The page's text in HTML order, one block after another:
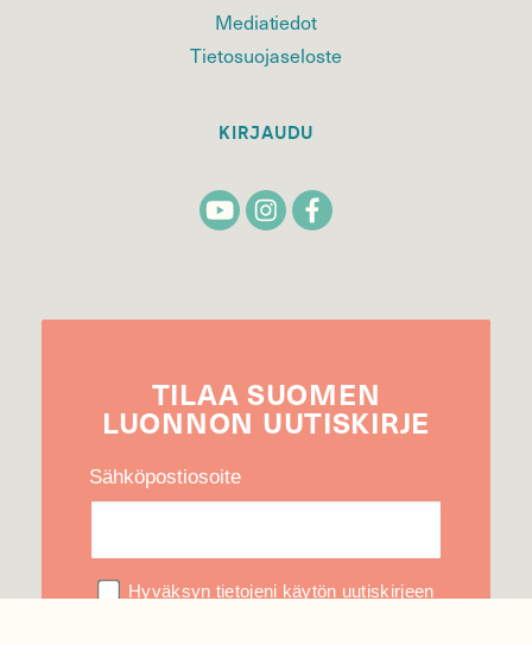
Mediatiedot
Tietosuojaseloste
KIRJAUDU
TILAA SUOMEN
LUONNON UUTIS­KIRJE
Sähköpostiosoite
Hyväksyn tietojeni käytön uutiskirjeen